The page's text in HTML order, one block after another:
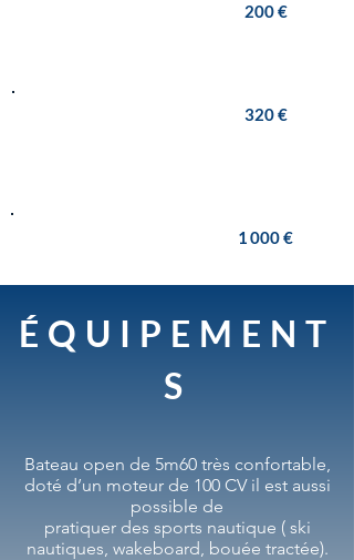
200 €
320 €
1 000 €
ÉQUIPEMENT
S
Bateau open de 5m60 très confortable,
doté d’un moteur de 100 CV il est aussi
possible de
pratiquer des sports nautique ( ski
nautiques, wakeboard, bouée tractée).